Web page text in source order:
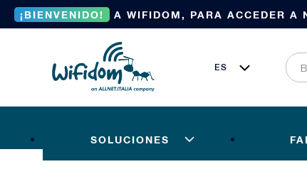
¡BIENVENIDO! A WIFIDOM, PARA ACCEDER A
SOLUCIONES